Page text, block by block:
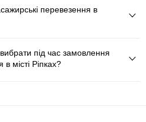
перевезення в
під час замовлення
місті Ріпках?